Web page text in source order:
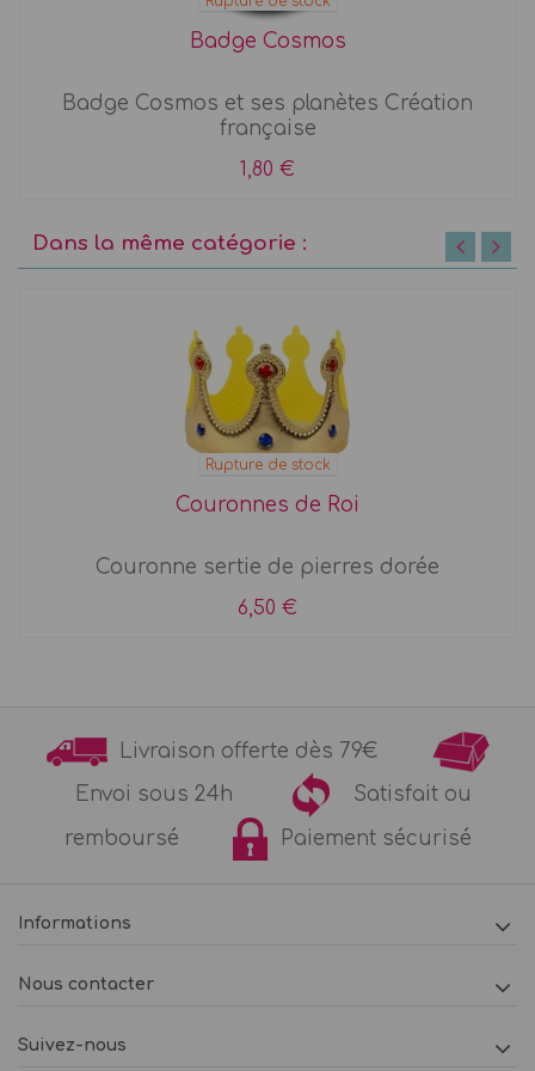
Badge Cosmos
Badge Cosmos et ses planètes Création
française
1,80 €
Dans la même catégorie :
Rupture de stock
Couronnes de Roi
Couronne sertie de pierres dorée
6,50 €
Livraison offerte dès 79€
Envoi sous 24h
Satisfait ou
remboursé
Paiement sécurisé
Informations
Nous contacter
Suivez-nous